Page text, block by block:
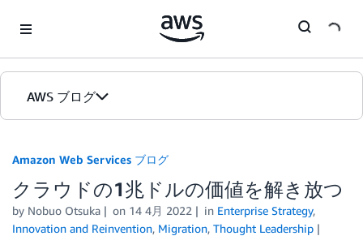
AWS ブログ
カテゴリ
エディション
Amazon Web Services ブログ
クラウドの1兆ドルの価値を解き放つ
by Nobuo Otsuka on 14 4月 2022 in Enterprise Strategy,
Innovation and Reinvention, Migration, Thought Leadership